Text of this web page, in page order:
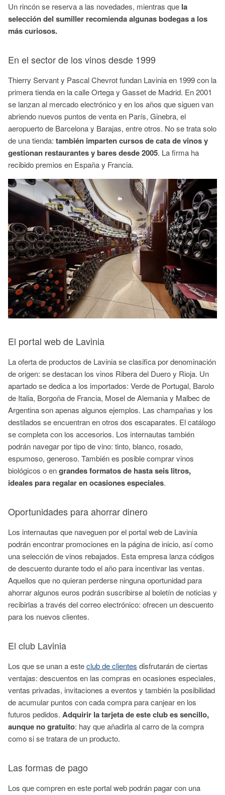
Un rincón se reserva a las novedades, mientras que la
selección del sumiller recomienda algunas bodegas a los
más curiosos.
En el sector de los vinos desde 1999
Thierry Servant y Pascal Chevrot fundan Lavinia en 1999 con la
primera tienda en la calle Ortega y Gasset de Madrid. En 2001
se lanzan al mercado electrónico y en los años que siguen van
abriendo nuevos puntos de venta en París, Ginebra, el
aeropuerto de Barcelona y Barajas, entre otros. No se trata solo
de una tienda: también imparten cursos de cata de vinos y
gestionan restaurantes y bares desde 2005. La firma ha
recibido premios en España y Francia.
El portal web de Lavinia
La oferta de productos de Lavinia se clasifica por denominación
de origen: se destacan los vinos Ribera del Duero y Rioja. Un
apartado se dedica a los importados: Verde de Portugal, Barolo
de Italia, Borgoña de Francia, Mosel de Alemania y Malbec de
Argentina son apenas algunos ejemplos. Las champañas y los
destilados se encuentran en otros dos escaparates. El catálogo
se completa con los accesorios. Los internautas también
podrán navegar por tipo de vino: tinto, blanco, rosado,
espumoso, generoso. También es posible comprar vinos
biológicos o engrandes formatos de hasta seis litros,
ideales para regalar en ocasiones especiales.
Oportunidades para ahorrar dinero
Los internautas que naveguen por el portal web de Lavinia
podrán encontrar promociones en la página de inicio, así como
una selección de vinos rebajados. Esta empresa lanza códigos
de descuento durante todo el año para incentivar las ventas.
Aquellos que no quieran perderse ninguna oportunidad para
ahorrar algunos euros podrán suscribirse al boletín de noticias y
recibirlas a través del correo electrónico: ofrecen un descuento
para los nuevos clientes.
El club Lavinia
Los que se unan a esteclub de clientes disfrutarán de ciertas
ventajas: descuentos en las compras en ocasiones especiales,
ventas privadas, invitaciones a eventos y también la posibilidad
de acumular puntos con cada compra para canjear en los
futuros pedidos. Adquirir la tarjeta de este club es sencillo,
aunque no gratuito: hay que añadirla al carro de la compra
como si se tratara de un producto.
Las formas de pago
Los que compren en este portal web podrán pagar con una